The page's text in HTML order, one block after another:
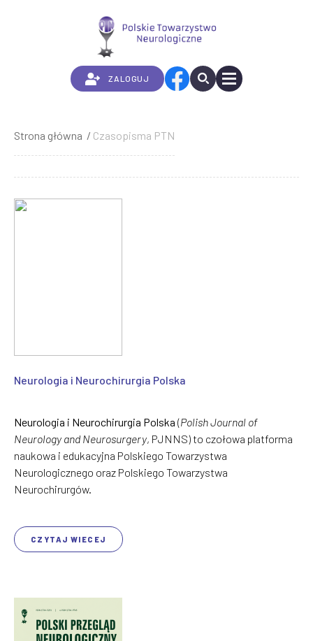
ZALOGUJ
Ścieżka
nawigacyjna
Strona główna Czasopisma PTN
Neurologia i Neurochirurgia Polska
Neurologia i Neurochirurgia Polska (Polish Journal of
Neurology and Neurosurgery, PJNNS) to czołowa platforma
naukowa i edukacyjna Polskiego Towarzystwa
Neurologicznego oraz Polskiego Towarzystwa
Neurochirurgów.
CZYTAJ WIECEJ